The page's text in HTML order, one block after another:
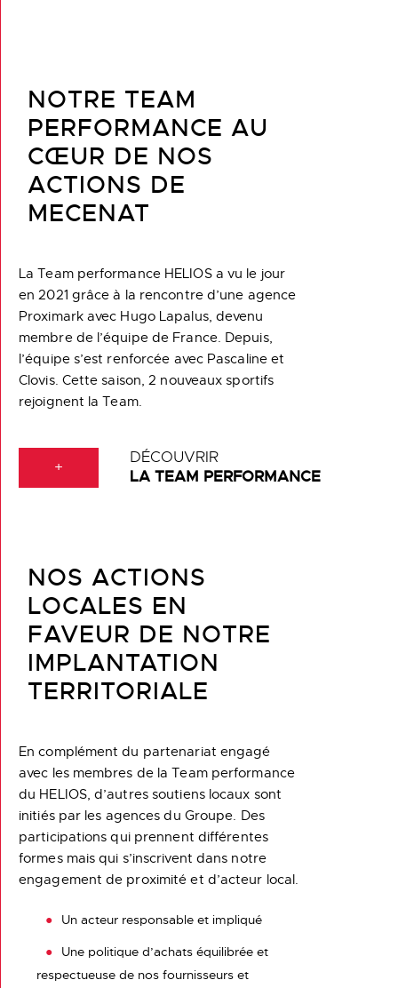
NOTRE TEAM
PERFORMANCE AU
CŒUR DE NOS
ACTIONS DE
MECENAT
La Team performance HELIOS a vu le jour
en 2021 grâce à la rencontre d’une agence
Proximark avec Hugo Lapalus, devenu
membre de l’équipe de France. Depuis,
l’équipe s’est renforcée avec Pascaline et
Clovis. Cette saison, 2 nouveaux sportifs
rejoignent la Team.
+
DÉCOUVRIR
LA TEAM PERFORMANCE
NOS ACTIONS
LOCALES EN
FAVEUR DE NOTRE
IMPLANTATION
TERRITORIALE
En complément du partenariat engagé
avec les membres de la Team performance
du HELIOS, d’autres soutiens locaux sont
initiés par les agences du Groupe. Des
participations qui prennent différentes
formes mais qui s’inscrivent dans notre
engagement de proximité et d’acteur local.
Un acteur responsable et impliqué
Une politique d’achats équilibrée et
respectueuse de nos fournisseurs et